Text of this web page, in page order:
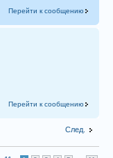
Перейти к сообщению
Перейти к сообщению
След.